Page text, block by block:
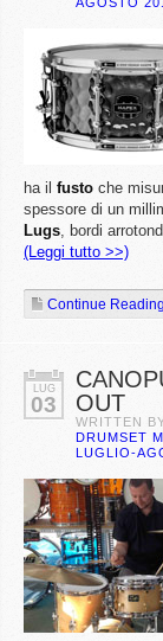
ha il fusto che
spessore di un
Lugs, bordi
(Leggi tutto >>)
Continue Reading
LUG
03
OUT
WRITTEN
DRUMSET
LUGLIO-